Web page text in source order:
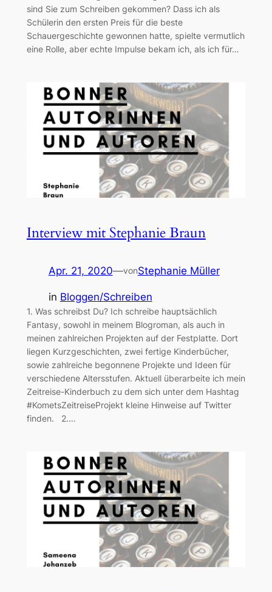
sind Sie zum Schreiben gekommen? Dass ich als
Schülerin den ersten Preis für die beste
Schauergeschichte gewonnen hatte, spielte vermutlich
eine Rolle, aber echte Impulse bekam ich, als ich für…
Interview mit Stephanie Braun
Apr. 21, 2020—vonStephanie Müller
in Bloggen/Schreiben
1. Was schreibst Du? Ich schreibe hauptsächlich
Fantasy, sowohl in meinem Blogroman, als auch in
meinen zahlreichen Projekten auf der Festplatte. Dort
liegen Kurzgeschichten, zwei fertige Kinderbücher,
sowie zahlreiche begonnene Projekte und Ideen für
verschiedene Altersstufen. Aktuell überarbeite ich mein
Zeitreise-Kinderbuch zu dem sich unter dem Hashtag
#KometsZeitreiseProjekt kleine Hinweise auf Twitter
finden. 2.…